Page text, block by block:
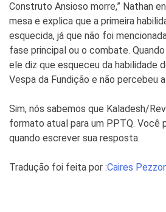
Construto Ansioso morre,” Nathan
mesa e explica que a primeira
esquecida, já que não foi
fase principal ou o combate.
ele diz que esqueceu da habilidade
Vespa da Fundição e não percebeu
Sim, nós sabemos que Kaladesh/
formato atual para um PPTQ. Você
quando escrever sua resposta.
Tradução foi feita por :Caires